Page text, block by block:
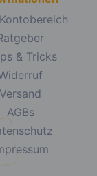
& Tricks
Versand
AGBs